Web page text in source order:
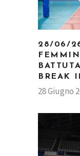
28/06/
BREAK
28 Giugno